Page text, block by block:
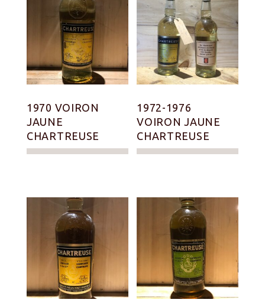
1970 VOIRON
JAUNE
CHARTREUSE
1972-1976
VOIRON JAUNE
CHARTREUSE